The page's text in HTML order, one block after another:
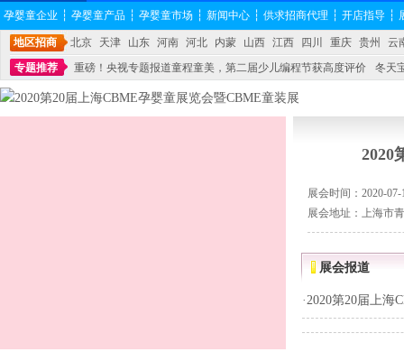
孕婴童企业 ┆ 孕婴童产品 ┆ 孕婴童市场 ┆ 新闻中心 ┆ 供求招商代理 ┆ 开店指导 ┆
地区招商 北京 天津 山东 河南 河北 内蒙 山西 江西 四川 重庆 贵州
云
专题推荐
重磅！央视专题报道童程童美，第二届少儿编程节获高度评价
冬天
不能再单纯地销售产品,而要向增强服务转型,毕竟母婴产品比较特殊。”
2020
展会时间：2020-07-
展会地址：上海市
展会报道
·2020第20届上海